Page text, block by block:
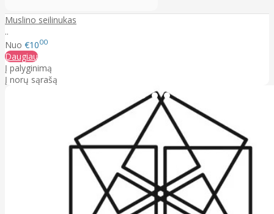
Muslino seilinukas
..
Nuo €1000
Daugiau
Į palyginimą
Į norų sąrašą